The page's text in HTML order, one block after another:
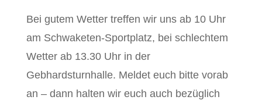
Bei gutem Wetter treffen wir uns ab 10 Uhr
am Schwaketen-Sportplatz, bei schlechtem
Wetter ab 13.30 Uhr in der
Gebhardsturnhalle. Meldet euch bitte vorab
an – dann halten wir euch auch bezüglich